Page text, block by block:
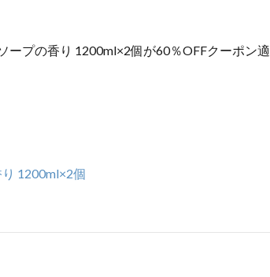
ープの香り 1200ml×2個が60％OFFクーポン適
1200ml×2個